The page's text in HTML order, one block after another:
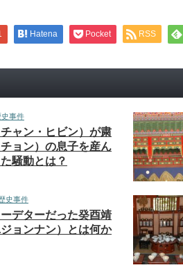
Hatena Pocket RSS
史事件
ャン・ヒビン）が粛
ョン）の息子を産ん
騒動とは？
史事件
デターだった癸酉靖
ョンナン）とは何か